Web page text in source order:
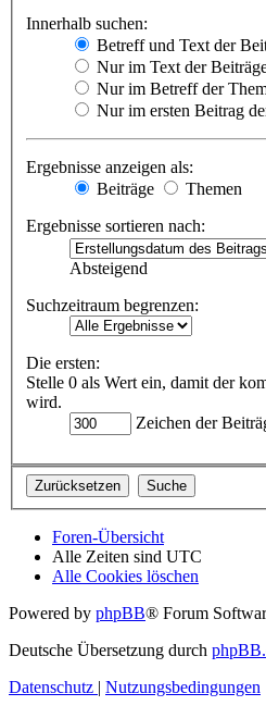
Innerhalb suchen:
Betreff und Text der
Nur im Text der
Nur im Betreff der
Nur im ersten Beitrag
Ergebnisse anzeigen als:
Beiträge
Themen
Ergebnisse sortieren nach:
Absteigend
Suchzeitraum begrenzen:
Die ersten:
Stelle 0 als Wert ein, damit der
wird.
Zeichen der
Foren-Übersicht
Alle Zeiten sind UTC
Alle Cookies löschen
Powered by phpBB® Forum
Deutsche Übersetzung durch
Datenschutz | Nutzungsbedingungen